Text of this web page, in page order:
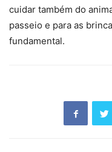
cuidar também do
passeio e para as
fundamental.